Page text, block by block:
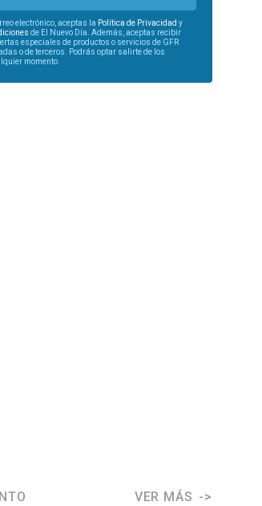
electrónico, aceptas la Política de Privacidad y
de El Nuevo Día. Además, aceptas recibir
especiales de productos o servicios de GFR
o de terceros. Podrás optar salirte de los
momento.
VER MÁS